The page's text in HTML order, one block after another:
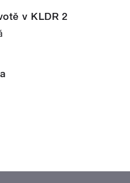
v KLDR 2